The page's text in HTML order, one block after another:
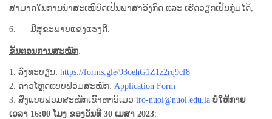
ສາມາດໃນການນໍາສະເໜີບົດເປັນພາສາອັງກິດ ແລະ ເຮັດວຽກເປັນກຸ່ມໄດ້;
6. ມີສຸຂະພາບແຂງແຮງດີ.
ຂັ້ນຕອນການສະໝັກ:
1. ລົງທະບຽນ: https://forms.gle/93oehG1Z1z2rq9cf8
2. ດາວໂຫຼດແບບຟອມສະໝັກ: Application Form
3. ສົ່ງແບບຟອມສະໝັກເຂົ້າຫາອິເມວ iro-nuol@nuol.edu.la ບໍ່ໃຫ້ກາຍ
ເວລາ 16:00 ໂມງ ຂອງວັນທີ 30 ເມສາ 2023;